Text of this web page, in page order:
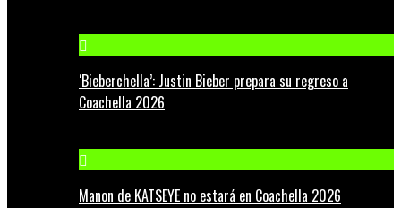
‘Bieberchella’: Justin Bieber prepara su regreso a
Coachella 2026
Manon de KATSEYE no estará en Coachella 2026